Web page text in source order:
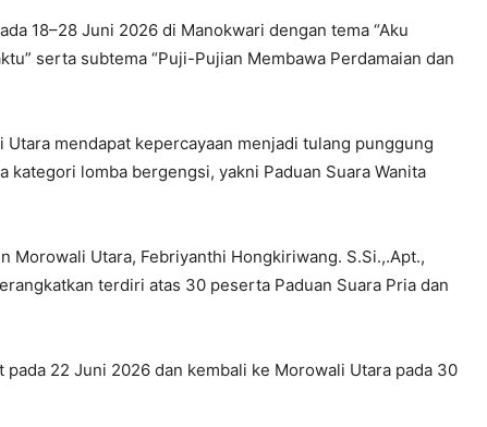
18–28 Juni 2026 di Manokwari dengan tema “Aku
serta subtema “Puji-Pujian Membawa Perdamaian dan
mendapat kepercayaan menjadi tulang punggung
kategori lomba bergengsi, yakni Paduan Suara Wanita
Morowali Utara, Febriyanthi Hongkiriwang. S.Si.,.Apt.,
terdiri atas 30 peserta Paduan Suara Pria dan
22 Juni 2026 dan kembali ke Morowali Utara pada 30